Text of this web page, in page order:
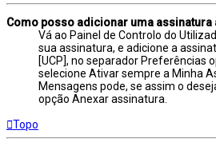
Como posso adicionar uma assinatura
Vá ao Painel de Controlo do
sua assinatura, e adicione a
[UCP], no separador Preferências
selecione Ativar sempre a Minha
Mensagens pode, se assim o
opção Anexar assinatura.
Topo